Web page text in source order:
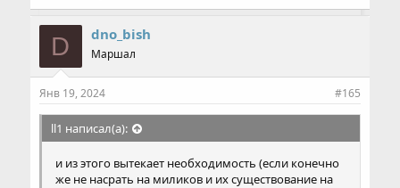
D dno_bish
Маршал
Янв 19, 2024 #165
ll1 написал(а):
и из этого вытекает необходимость (если конечно
же не насрать на миликов и их существование на